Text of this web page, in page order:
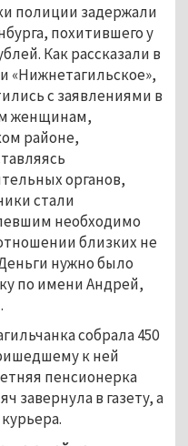
полиции задержали
похитившего у
Как рассказали в
«Нижнетагильское»,
с заявлениями в
женщинам,
районе,
органов,
стали
необходимо
близких не
нужно было
по имени Андрей,
собрала 450
к ней
пенсионерка
завернула в газету, а